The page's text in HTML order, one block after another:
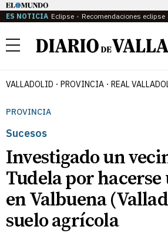
ES NOTICIA Eclipse Recomendaciones eclipse
Menú
VALLADOLID PROVINCIA REAL
PROVINCIA
Sucesos
Investigado un
Tudela por hacerse
en Valbuena
suelo agrícola